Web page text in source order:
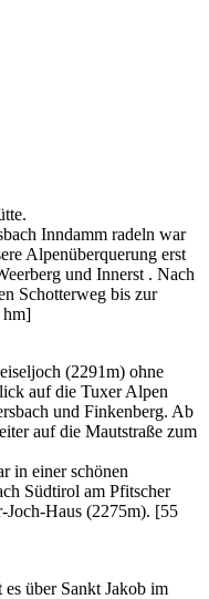
Inndamm radeln war
Alpenüberquerung erst
und Innerst . Nach
Schotterweg bis zur
hm]
(2291m) ohne
auf die Tuxer Alpen
und Finkenberg. Ab
auf die Mautstraße zum
in einer schönen
Südtirol am Pfitscher
Joch-Haus (2275m). [55
über Sankt Jakob im